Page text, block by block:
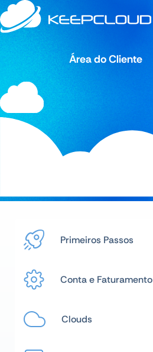
Área do Cliente
Primeiros Passos
Conta e Faturamento
Clouds